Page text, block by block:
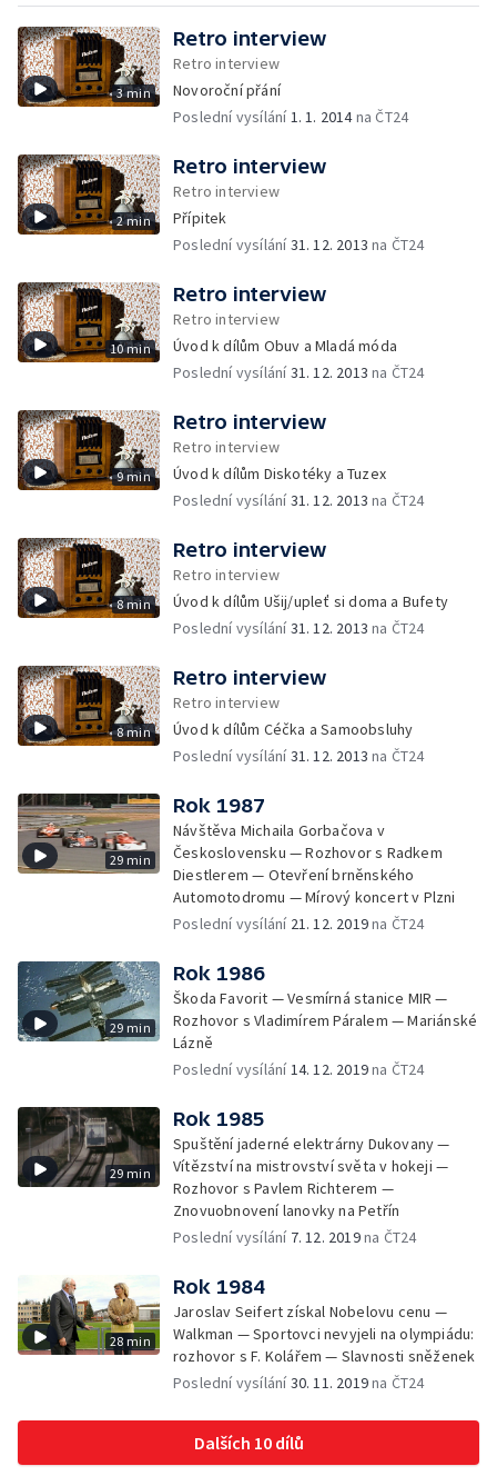
3 min
Retro interview
Retro interview
Novoroční přání
Poslední vysílání1. 1. 2014na ČT24
2 min
Retro interview
Retro interview
Přípitek
Poslední vysílání31. 12. 2013 na ČT24
10 min
Retro interview
Retro interview
Úvod k dílům Obuv a Mladá móda
Poslední vysílání31. 12. 2013 na ČT24
9 min
Retro interview
Retro interview
Úvod k dílům Diskotéky a Tuzex
Poslední vysílání31. 12. 2013 na ČT24
8 min
Retro interview
Retro interview
Úvod k dílům Ušij/upleť si doma a Bufety
Poslední vysílání31. 12. 2013 na ČT24
8 min
Retro interview
Retro interview
Úvod k dílům Céčka a Samoobsluhy
Poslední vysílání31. 12. 2013 na ČT24
29 min
Rok 1987
Návštěva Michaila Gorbačova v
Československu — Rozhovor s Radkem
Diestlerem — Otevření brněnského
Automotodromu — Mírový koncert v Plzni
Poslední vysílání 21. 12. 2019na ČT24
29 min
Rok 1986
Škoda Favorit — Vesmírná stanice MIR —
Rozhovor s Vladimírem Páralem — Mariánské
Lázně
Poslední vysílání14. 12. 2019na ČT24
29 min
Rok 1985
Spuštění jaderné elektrárny Dukovany —
Vítězství na mistrovství světa v hokeji —
Rozhovor s Pavlem Richterem —
Znovuobnovení lanovky na Petřín
Poslední vysílání 7. 12. 2019na ČT24
28 min
Rok 1984
Jaroslav Seifert získal Nobelovu cenu —
Walkman — Sportovci nevyjeli na olympiádu:
rozhovor s F. Kolářem — Slavnosti sněženek
Poslední vysílání30. 11. 2019na ČT24
Dalších 10 dílů